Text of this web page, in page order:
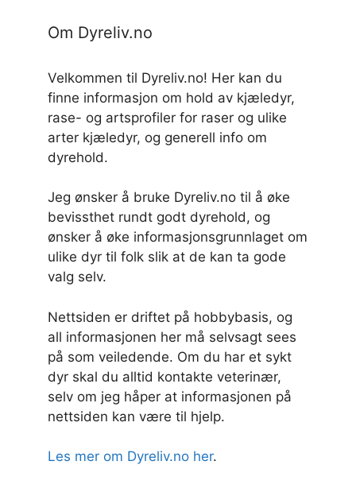
Om Dyreliv.no
Velkommen til Dyreliv.no! Her kan du
finne informasjon om hold av kjæledyr,
rase- og artsprofiler for raser og ulike
arter kjæledyr, og generell info om
dyrehold.
Jeg ønsker å bruke Dyreliv.no til å øke
bevissthet rundt godt dyrehold, og
ønsker å øke informasjonsgrunnlaget om
ulike dyr til folk slik at de kan ta gode
valg selv.
Nettsiden er driftet på hobbybasis, og
all informasjonen her må selvsagt sees
på som veiledende. Om du har et sykt
dyr skal du alltid kontakte veterinær,
selv om jeg håper at informasjonen på
nettsiden kan være til hjelp.
Les mer om Dyreliv.no her.